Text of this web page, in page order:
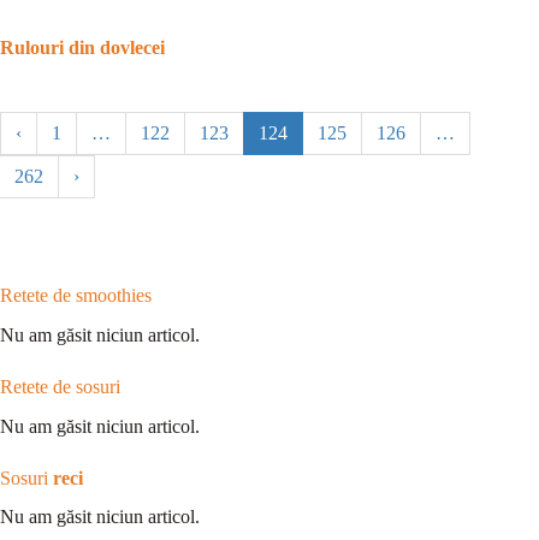
Rulouri din dovlecei
‹ 1 … 122 123 124 125 126 …
262 ›
Retete de smoothies
Nu am găsit niciun articol.
Retete de sosuri
Nu am găsit niciun articol.
Sosuri reci
Nu am găsit niciun articol.